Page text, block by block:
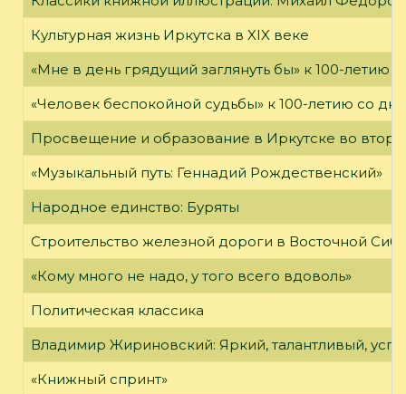
Культурная жизнь Иркутска в XIX веке
«Мне в день грядущий заглянуть бы» к 100-летию
«Человек беспокойной судьбы» к 100-летию со
Просвещение и образование в Иркутске во
«Музыкальный путь: Геннадий Рождественский»
Народное единство: Буряты
Строительство железной дороги в Восточной
«Кому много не надо, у того всего вдоволь»
Политическая классика
Владимир Жириновский: Яркий, талантливый,
«Книжный спринт»